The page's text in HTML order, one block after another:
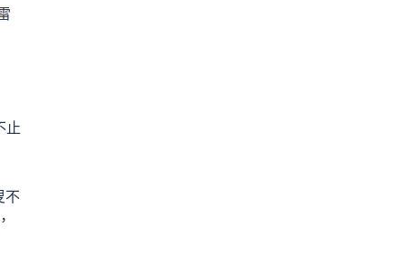
止
不